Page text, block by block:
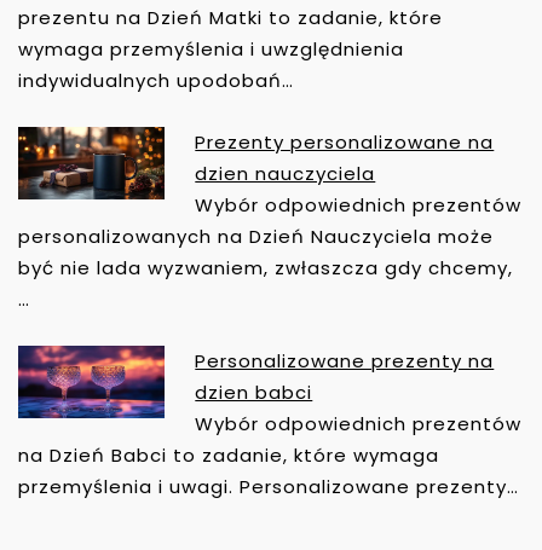
prezentu na Dzień Matki to zadanie, które
wymaga przemyślenia i uwzględnienia
indywidualnych upodobań…
Prezenty personalizowane na
dzien nauczyciela
Wybór odpowiednich prezentów
personalizowanych na Dzień Nauczyciela może
być nie lada wyzwaniem, zwłaszcza gdy chcemy,
…
Personalizowane prezenty na
dzien babci
Wybór odpowiednich prezentów
na Dzień Babci to zadanie, które wymaga
przemyślenia i uwagi. Personalizowane prezenty…